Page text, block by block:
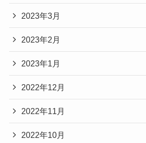
2023年3月
2023年2月
2023年1月
2022年12月
2022年11月
2022年10月